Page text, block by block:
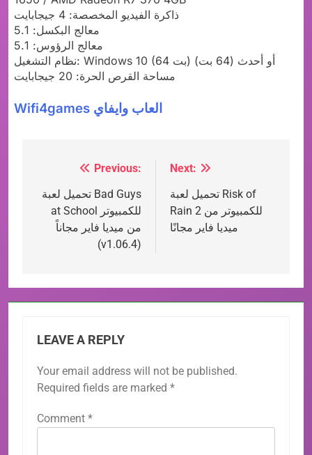
ذاكرة الفيديو المخصصة: 4 جيجابايت
معالج البكسل: 5.1
معالج الرؤوس: 5.1
نظام التشغيل: Windows 10 (64 بت) أو أحدث (64 بت)
مساحة القرص الحرة: 20 جيجابايت
Wifi4games العاب وايفاي
navigation
Previous:
تحميل لعبة Bad Guys
at School للكمبيوتر
من ميديا فاير مجاناً
(v1.06.4)
Next:
تحميل لعبة Risk of
Rain 2 للكمبيوتر من
LEAVE A REPLY
Your email address will not be published.
Required fields are marked *
Comment *